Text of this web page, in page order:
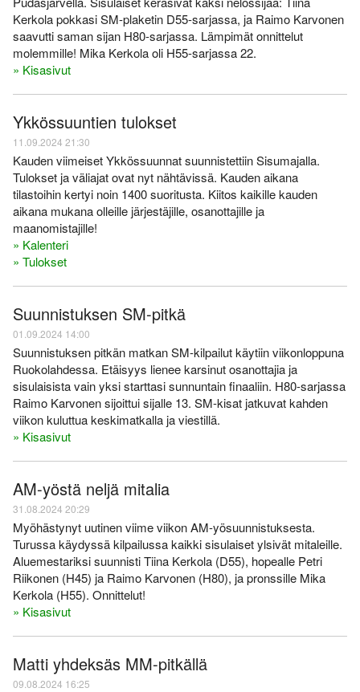
Kerkola pokkasi SM-plaketin D55-sarjassa, ja Raimo Karvonen
saavutti saman sijan H80-sarjassa. Lämpimät onnittelut
molemmille! Mika Kerkola oli H55-sarjassa 22.
» Kisasivut
Ykkössuuntien tulokset
11.09.2024 21:30
Kauden viimeiset Ykkössuunnat suunnistettiin Sisumajalla.
Tulokset ja väliajat ovat nyt nähtävissä. Kauden aikana
tilastoihin kertyi noin 1400 suoritusta. Kiitos kaikille kauden
aikana mukana olleille järjestäjille, osanottajille ja
maanomistajille!
» Kalenteri
» Tulokset
Suunnistuksen SM-pitkä
01.09.2024 14:00
Suunnistuksen pitkän matkan SM-kilpailut käytiin viikonloppuna
Ruokolahdessa. Etäisyys lienee karsinut osanottajia ja
sisulaisista vain yksi starttasi sunnuntain finaaliin. H80-sarjassa
Raimo Karvonen sijoittui sijalle 13. SM-kisat jatkuvat kahden
viikon kuluttua keskimatkalla ja viestillä.
» Kisasivut
AM-yöstä neljä mitalia
31.08.2024 20:29
Myöhästynyt uutinen viime viikon AM-yösuunnistuksesta.
Turussa käydyssä kilpailussa kaikki sisulaiset ylsivät mitaleille.
Aluemestariksi suunnisti Tiina Kerkola (D55), hopealle Petri
Riikonen (H45) ja Raimo Karvonen (H80), ja pronssille Mika
Kerkola (H55). Onnittelut!
» Kisasivut
Matti yhdeksäs MM-pitkällä
09.08.2024 16:25